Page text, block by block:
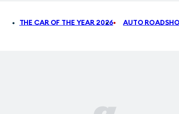
THE CAR OF THE YEAR 2026 AUTO